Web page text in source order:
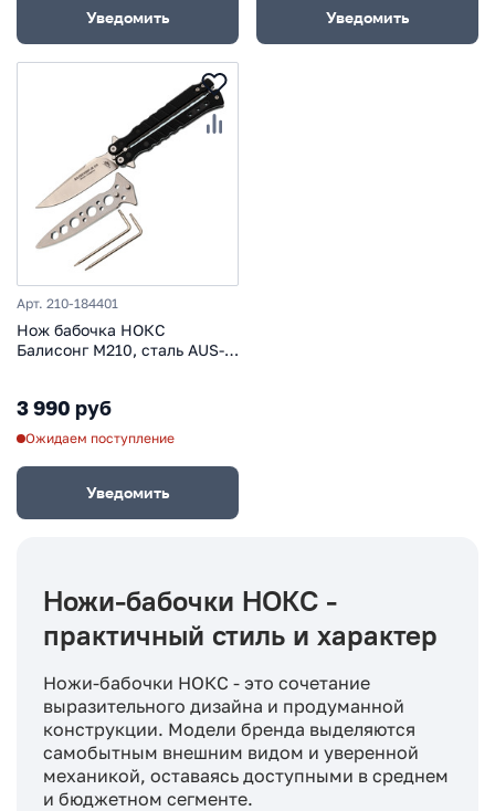
Уведомить Уведомить
Арт. 210-184401
Нож бабочка НОКС
Балисонг М210, сталь AUS-8,
стали 420
3 990 руб
Ожидаем поступление
Уведомить
Ножи-бабочки НОКС -
практичный стиль и характер
Ножи-бабочки НОКС - это сочетание
выразительного дизайна и продуманной
конструкции. Модели бренда выделяются
самобытным внешним видом и уверенной
механикой, оставаясь доступными в среднем
и бюджетном сегменте.